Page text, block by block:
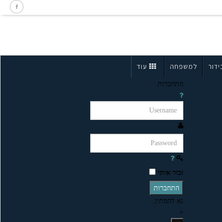
למשפחה עוד
התחברות
זכור אותי
התחברות
נא להמתין...
×